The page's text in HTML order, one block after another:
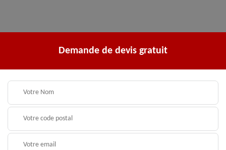
Demande de devis gratuit